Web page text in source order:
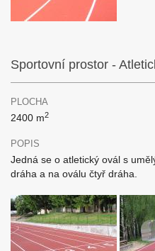
Sportovní prostor -
PLOCHA
2400 m2
POPIS
Jedná se o atletický ovál s
dráha a na oválu čtyř dráha.